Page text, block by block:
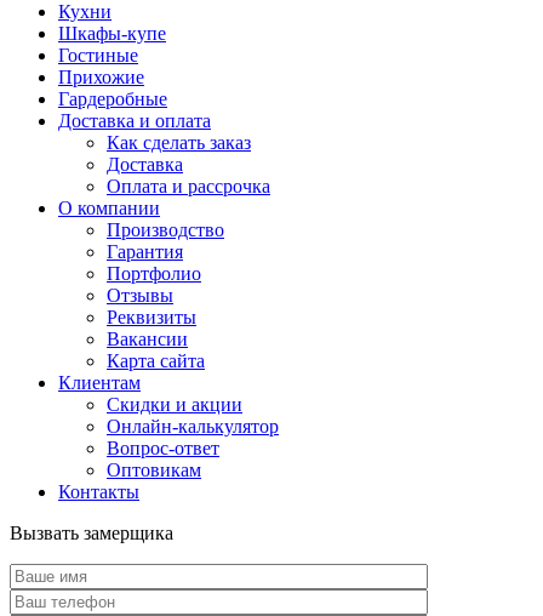
Кухни
Шкафы-купе
Гостиные
Прихожие
Гардеробные
Доставка и оплата
Как сделать заказ
Доставка
Оплата и рассрочка
О компании
Производство
Гарантия
Портфолио
Отзывы
Реквизиты
Вакансии
Карта сайта
Клиентам
Скидки и акции
Онлайн-калькулятор
Вопрос-ответ
Оптовикам
Контакты
Вызвать замерщика